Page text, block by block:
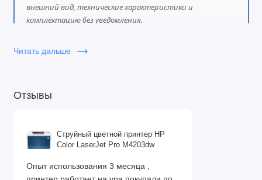
внешний вид, технические характеристики и
комплектацию без уведомления.
Читать дальше
Отзывы
Струйный цветной принтер HP
Color LaserJet Pro M4203dw
Опыт использования 3 месяца ,